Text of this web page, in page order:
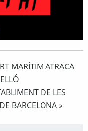
MARÍTIM ATRACA
DE LES
BARCELONA »